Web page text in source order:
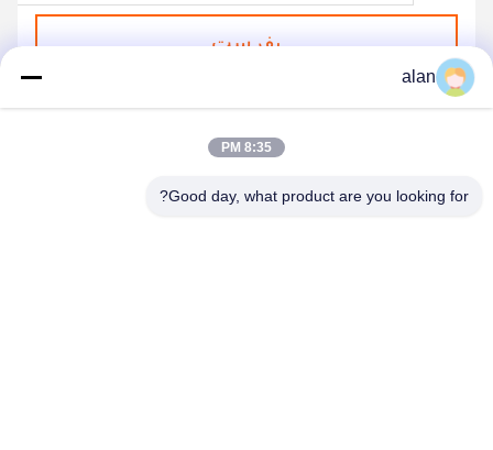
بفرست
alan
8:35 PM
Good day, what product are you looking for?